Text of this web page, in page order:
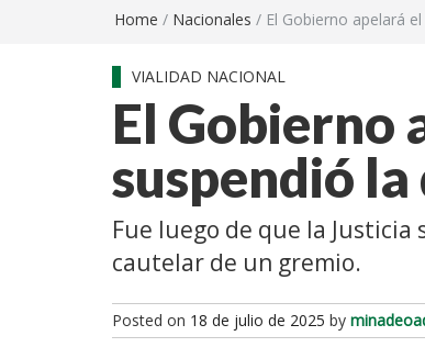
Home / Nacionales / El Gobierno apelará
VIALIDAD NACIONAL
El Gobierno
suspendió
Fue luego de que la
cautelar de un gremio.
Posted on 18 de julio de 2025 by